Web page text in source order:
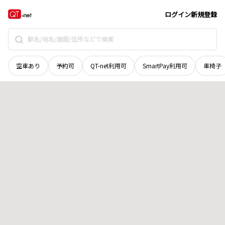
ログイン新規登録
空車あり 予約可 QT-net利用可 SmartPay利用可 車椅子
山口県